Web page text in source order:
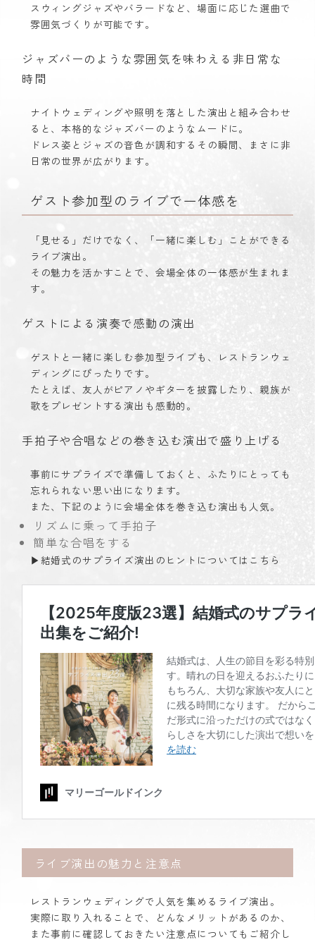
スウィングジャズやバラードなど、場面に応じた選曲で
雰囲気づくりが可能です。
ジャズバーのような雰囲気を味わえる非日常な
時間
ナイトウェディングや照明を落とした演出と組み合わせ
ると、本格的なジャズバーのようなムードに。
ドレス姿とジャズの音色が調和するその瞬間、まさに非
日常の世界が広がります。
ゲスト参加型のライブで一体感を
「見せる」だけでなく、「一緒に楽しむ」ことができる
ライブ演出。
その魅力を活かすことで、会場全体の一体感が生まれま
す。
ゲストによる演奏で感動の演出
ゲストと一緒に楽しむ参加型ライブも、レストランウェ
ディングにぴったりです。
たとえば、友人がピアノやギターを披露したり、親族が
歌をプレゼントする演出も感動的。
手拍子や合唱などの巻き込む演出で盛り上げる
事前にサプライズで準備しておくと、ふたりにとっても
忘れられない思い出になります。
また、下記のように会場全体を巻き込む演出も人気。
リズムに乗って手拍子
簡単な合唱をする
▶︎結婚式のサプライズ演出のヒントについてはこちら
ライブ演出の魅力と注意点
レストランウェディングで人気を集めるライブ演出。
実際に取り入れることで、どんなメリットがあるのか、
また事前に確認しておきたい注意点についてもご紹介し